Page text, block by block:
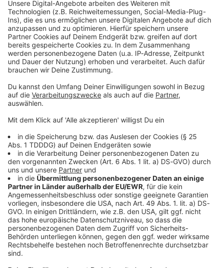
Studio Hotline
Kontaktformular
Sprachnachricht
DAS KÖNNTE DICH AUCH INTERESSIEREN
Bayern